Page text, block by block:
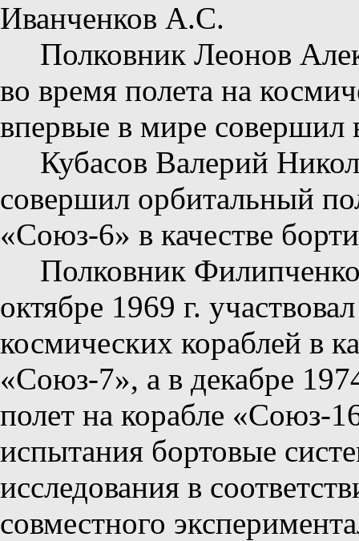
Иванченков А.С.
Полковник Леонов
во время полета на
впервые в мире
Кубасов Валерий
совершил орбитальный
«Союз-6» в качестве
Полковник
октябре 1969 г.
космических кораблей в
«Союз-7», а в декабре
полет на корабле «Союз-
испытания бортовые
исследования в
совместного